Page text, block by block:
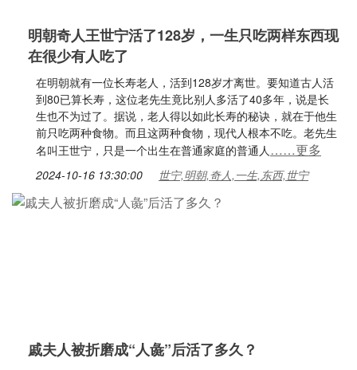
明朝奇人王世宁活了128岁，一生只吃两样东西现
在很少有人吃了
在明朝就有一位长寿老人，活到128岁才离世。要知道古人活
到80已算长寿，这位老先生竟比别人多活了40多年，说是长
生也不为过了。据说，老人得以如此长寿的秘诀，就在于他生
前只吃两种食物。而且这两种食物，现代人根本不吃。老先生
名叫王世宁，只是一个出生在普通家庭的普通人……更多
2024-10-16 13:30:00 世宁,明朝,奇人,一生,东西,世宁
戚夫人被折磨成“人彘”后活了多久？